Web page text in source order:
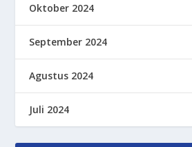
Oktober 2024
September 2024
Agustus 2024
Juli 2024